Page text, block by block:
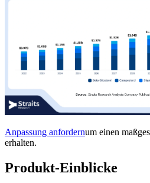
Anpassung anfordernum einen
erhalten.
Produkt-Einblicke